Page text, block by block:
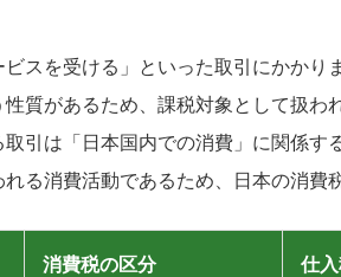
スを受ける」といった取引にかかり
質があるため、課税対象として扱わ
引は「日本国内での消費」に関係す
る消費活動であるため、日本の消費
消費税の区分 仕